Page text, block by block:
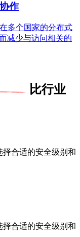
作
多个国家的分布式
减少与访问相关的
比行业
合适的安全级别和
合适的安全级别和